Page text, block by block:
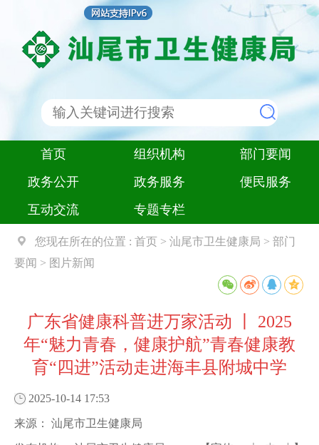
首页 组织机构
部门要闻
政务公开
政务服务
便民服务
互动交流
专题专栏
您现在所在的位置 : 首页 > 汕尾市卫生健康局 > 部门
要闻 > 图片新闻
广东省健康科普进万家活动 丨 2025
年“魅力青春，健康护航”青春健康教
育“四进”活动走进海丰县附城中学
2025-10-14 17:53
来源： 汕尾市卫生健康局